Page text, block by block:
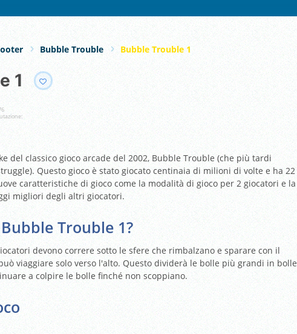
Bubble Trouble Bubble Trouble 1
1
del classico gioco arcade del 2002, Bubble Trouble (che più tardi
Questo gioco è stato giocato centinaia di milioni di volte e ha 22
caratteristiche di gioco come la modalità di gioco per 2 giocatori e la
migliori degli altri giocatori.
Trouble 1?
devono correre sotto le sfere che rimbalzano e sparare con il
viaggiare solo verso l'alto. Questo dividerà le bolle più grandi in bolle
a colpire le bolle finché non scoppiano.